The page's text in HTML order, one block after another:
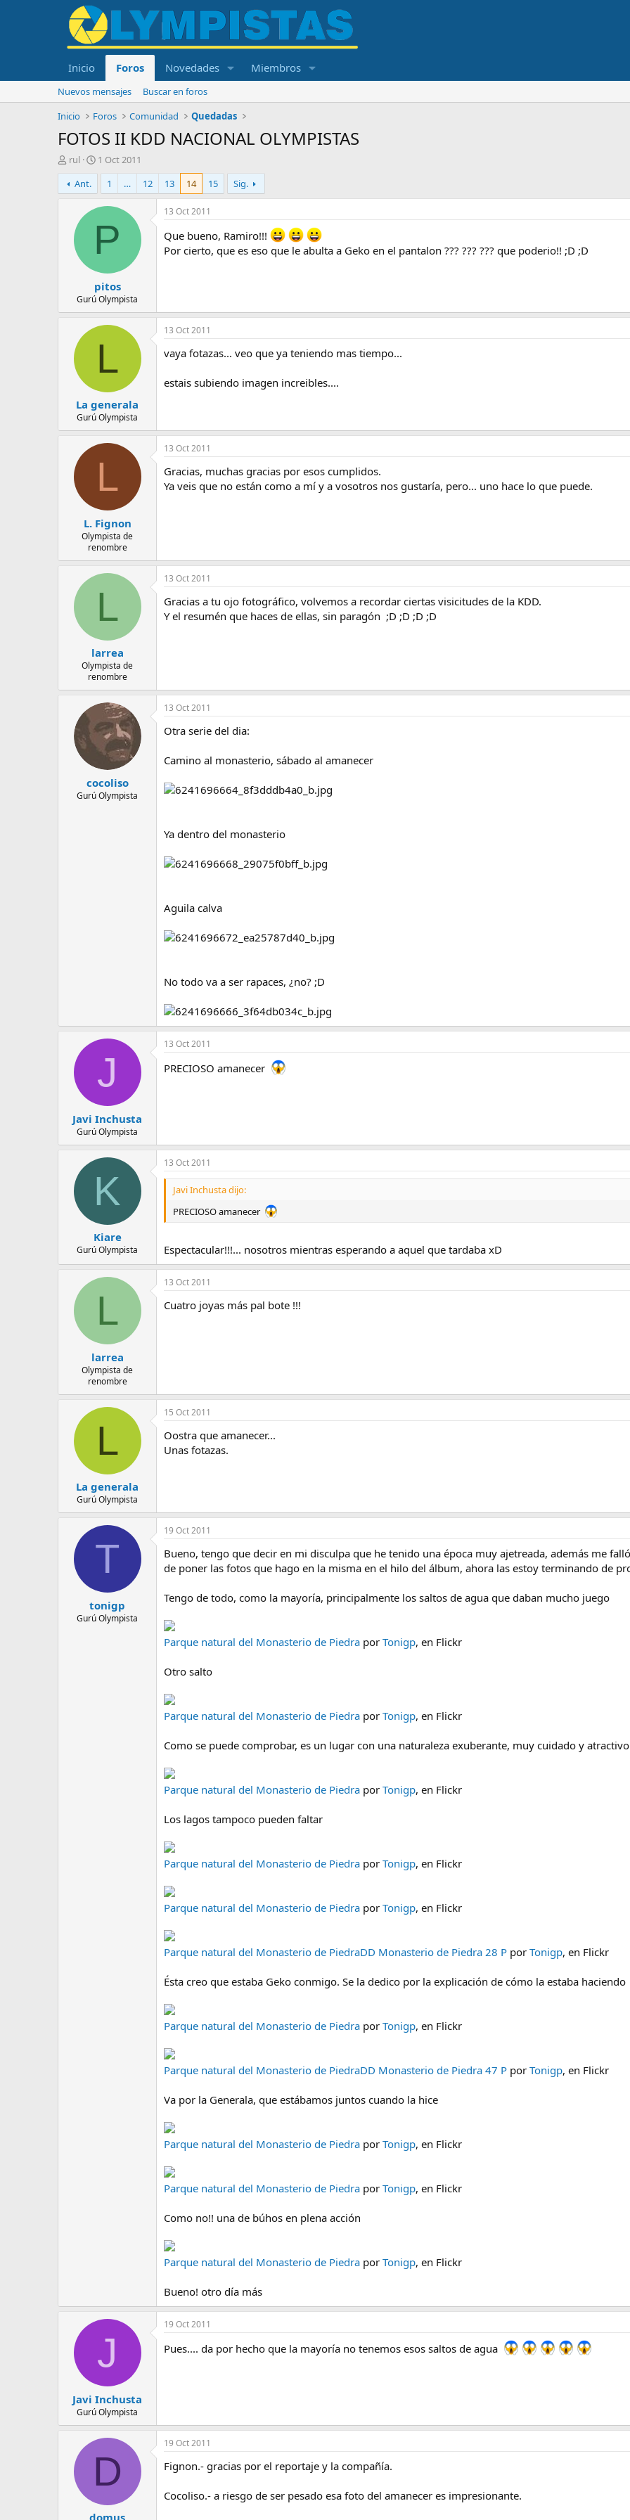
Inicio Foros Novedades Miembros
Nuevos mensajes
Buscar en foros
Inicio
Foros Comunidad Quedadas
FOTOS II KDD NACIONAL OLYMPISTAS
I
n
i
c
t
rul
F
e
h
a
i
c
i
o
1 Oct 2011
Ant.
1 … 12 13 14 15 Sig.
P
pitos
Gurú Olympista
13 Oct 2011
Que bueno, Ramiro!!!
Por cierto, que es eso que le abulta a Geko en el pantalon ??? ??? ??? que poderio!! ;D ;D
L
La generala
Gurú Olympista
13 Oct 2011
vaya fotazas... veo que ya teniendo mas tiempo...
estais subiendo imagen increibles....
L
L. Fignon
Olympista de
renombre
13 Oct 2011
Gracias, muchas gracias por esos cumplidos.
Ya veis que no están como a mí y a vosotros nos gustaría, pero... uno hace lo que puede.
L
larrea
Olympista de
renombre
13 Oct 2011
Gracias a tu ojo fotográfico, volvemos a recordar ciertas visicitudes de la KDD.
Y el resumén que haces de ellas, sin paragón ;D ;D ;D ;D
cocoliso
Gurú Olympista
13 Oct 2011
Otra serie del dia:
Camino al monasterio, sábado al amanecer
Ya dentro del monasterio
Aguila calva
No todo va a ser rapaces, ¿no? ;D
J
Javi Inchusta
Gurú Olympista
13 Oct 2011
PRECIOSO amanecer
K
Kiare
Gurú Olympista
13 Oct 2011
Javi Inchusta dijo:
PRECIOSO amanecer
Espectacular!!!... nosotros mientras esperando a aquel que tardaba xD
L
larrea
Olympista de
renombre
13 Oct 2011
Cuatro joyas más pal bote !!!
L
La generala
Gurú Olympista
15 Oct 2011
Oostra que amanecer...
Unas fotazas.
T
tonigp
Gurú Olympista
19 Oct 2011
Bueno, tengo que decir en mi disculpa que he tenido una época muy ajetreada, además me
de poner las fotos que hago en la misma en el hilo del álbum, ahora las estoy terminando de
Tengo de todo, como la mayoría, principalmente los saltos de agua que daban mucho juego
Parque natural del Monasterio de Piedra por Tonigp, en Flickr
Otro salto
Parque natural del Monasterio de Piedra por Tonigp, en Flickr
Como se puede comprobar, es un lugar con una naturaleza exuberante, muy cuidado y atractivo
Parque natural del Monasterio de Piedra por Tonigp, en Flickr
Los lagos tampoco pueden faltar
Parque natural del Monasterio de Piedra por Tonigp, en Flickr
Parque natural del Monasterio de Piedra por Tonigp, en Flickr
Parque natural del Monasterio de PiedraDD Monasterio de Piedra 28 P por Tonigp, en Flickr
Ésta creo que estaba Geko conmigo. Se la dedico por la explicación de cómo la estaba haciendo
Parque natural del Monasterio de Piedra por Tonigp, en Flickr
Parque natural del Monasterio de PiedraDD Monasterio de Piedra 47 P por Tonigp, en Flickr
Va por la Generala, que estábamos juntos cuando la hice
Parque natural del Monasterio de Piedra por Tonigp, en Flickr
Parque natural del Monasterio de Piedra por Tonigp, en Flickr
Como no!! una de búhos en plena acción
Parque natural del Monasterio de Piedra por Tonigp, en Flickr
Bueno! otro día más
J
Javi Inchusta
Gurú Olympista
19 Oct 2011
Pues.... da por hecho que la mayoría no tenemos esos saltos de agua
D
19 Oct 2011
Fignon.- gracias por el reportaje y la compañía.
Cocoliso.- a riesgo de ser pesado esa foto del amanecer es impresionante.